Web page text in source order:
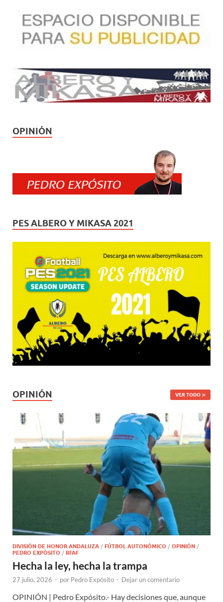
OPINIÓN
PES ALBERO Y MIKASA 2021
OPINIÓN VER TODO
DIVISIÓN DE HONOR ANDALUZA / FÚTBOL AUTONÓMICO / OPINIÓN /
PEDRO EXPÓSITO / RFAF
Hecha la ley, hecha la trampa
27 julio, 2026 - por Pedro Expósito - Dejar un comentario
OPINIÓN | Pedro Expósito.- Hay decisiones que, aunque